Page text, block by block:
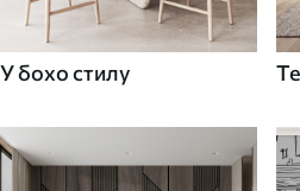
У бохо стилу